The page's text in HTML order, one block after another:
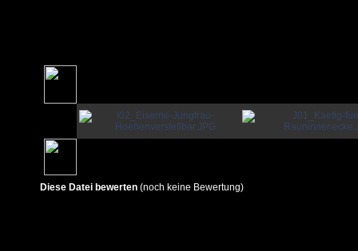
Diese Datei bewerten (noch keine Bewertung)